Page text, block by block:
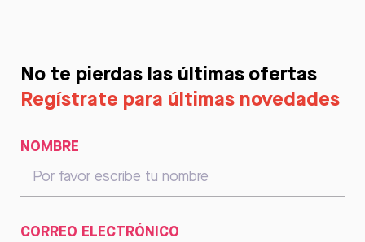
No te pierdas las últimas ofertas
Regístrate para últimas novedades
NOMBRE
CORREO ELECTRÓNICO